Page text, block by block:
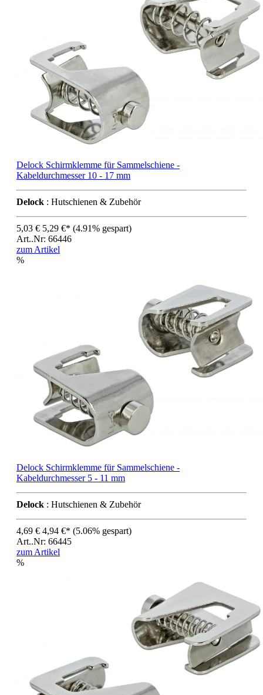
Delock Schirmklemme für Sammelschiene -
Kabeldurchmesser 10 - 17 mm
Delock : Hutschienen & Zubehör
5,03 € 5,29 €* (4.91% gespart)
Art..Nr: 66446
zum Artikel
%
Delock Schirmklemme für Sammelschiene -
Kabeldurchmesser 5 - 11 mm
Delock : Hutschienen & Zubehör
4,69 € 4,94 €* (5.06% gespart)
Art..Nr: 66445
zum Artikel
%